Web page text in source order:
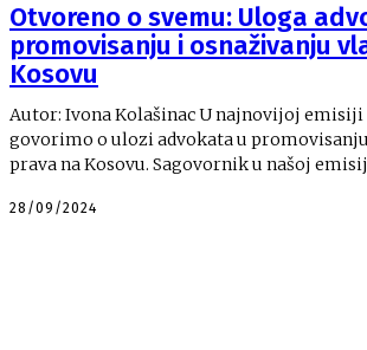
Otvoreno o svemu: Uloga
promovisanju i osnaživanju
Kosovu
Autor: Ivona Kolašinac U najnovijoj emisiji "Otvoreno o svemu"
govorimo o ulozi advokata u
prava na Kosovu. Sagovornik u našoj
28/09/2024